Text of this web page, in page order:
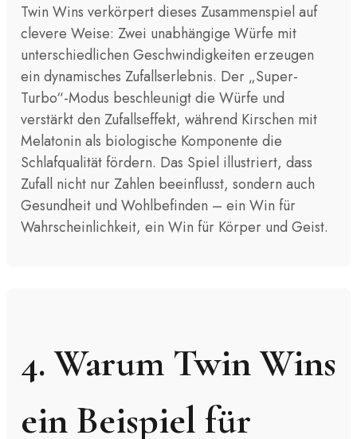
Twin Wins verkörpert dieses Zusammenspiel auf
clevere Weise: Zwei unabhängige Würfe mit
unterschiedlichen Geschwindigkeiten erzeugen
ein dynamisches Zufallserlebnis. Der „Super-
Turbo“-Modus beschleunigt die Würfe und
verstärkt den Zufallseffekt, während Kirschen mit
Melatonin als biologische Komponente die
Schlafqualität fördern. Das Spiel illustriert, dass
Zufall nicht nur Zahlen beeinflusst, sondern auch
Gesundheit und Wohlbefinden – ein Win für
Wahrscheinlichkeit, ein Win für Körper und Geist.
4. Warum Twin Wins
ein Beispiel für